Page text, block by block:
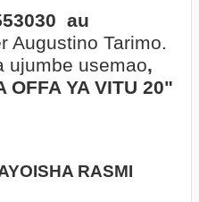
au
Augustino Tarimo.
ujumbe usemao,
OFFA YA VITU 20"
RASMI